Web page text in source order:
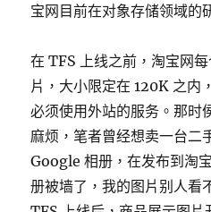
宝网目前在对象存储领域的
在 TFS 上线之前，淘宝网
片，大小限定在 120K 之内
必须使用外站的服务。那时
麻烦，笔者曾经想卖一台二
Google 相册，在发布到淘
册被墙了，我的图片别人看